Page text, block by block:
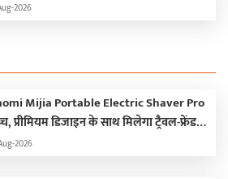
2026
Mijia Portable Electric Shaver Pro
प्रीमियम डिजाइन के साथ मिलेगा ट्रैवल-फ्रेंडली
2026